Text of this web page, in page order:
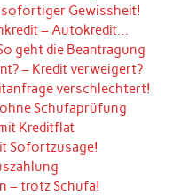
Gewissheit!
– Autokredit…
geht die Beantragung
– Kredit verweigert?
verschlechtert!
Schufaprüfung
Kreditflat
Sofortzusage!
– trotz Schufa!